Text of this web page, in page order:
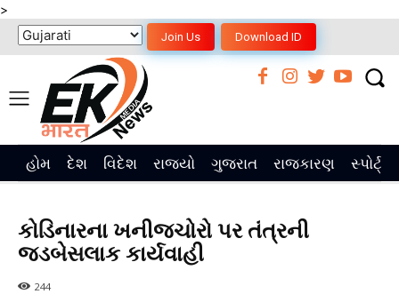
>
Join Us Download ID
હોમ દેશ વિદેશ રાજ્યો ગુજરાત રાજકારણ સ્પોર્ટ્સ
કોડિનારના ખનીજચોરો પર તંત્રની
જડબેસલાક કાર્યવાહી
244